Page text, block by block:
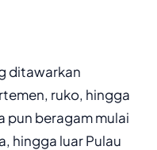
ditawarkan
ruko, hingga
pun beragam mulai
hingga luar Pulau